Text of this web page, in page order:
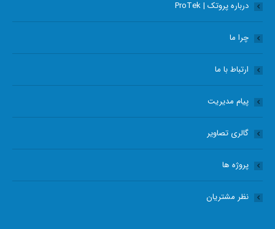
new
window
new
window
new
window
new
window
درباره پروتک | ProTek
چرا ما
ارتباط با ما
پیام مدیریت
گالری تصاویر
پروژه ها
نظر مشتریان